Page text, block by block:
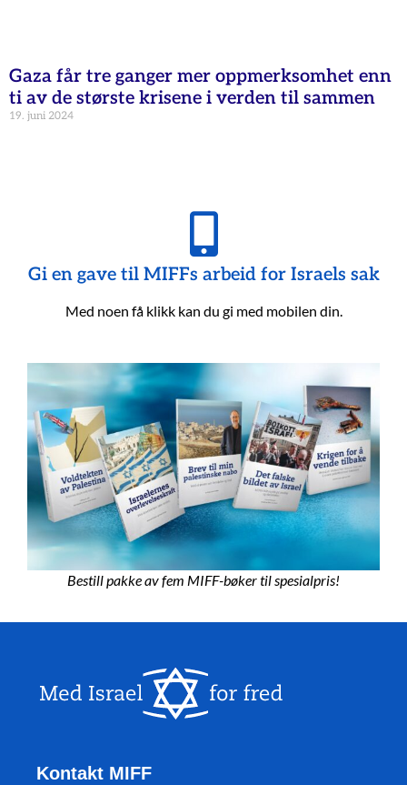
Gaza får tre ganger mer oppmerksomhet enn
ti av de største krisene i verden til sammen
19. juni 2024
Gi en gave til MIFFs arbeid for Israels sak
Med noen få klikk kan du gi med mobilen din.
Bestill pakke av fem MIFF-bøker til spesialpris!
Kontakt MIFF